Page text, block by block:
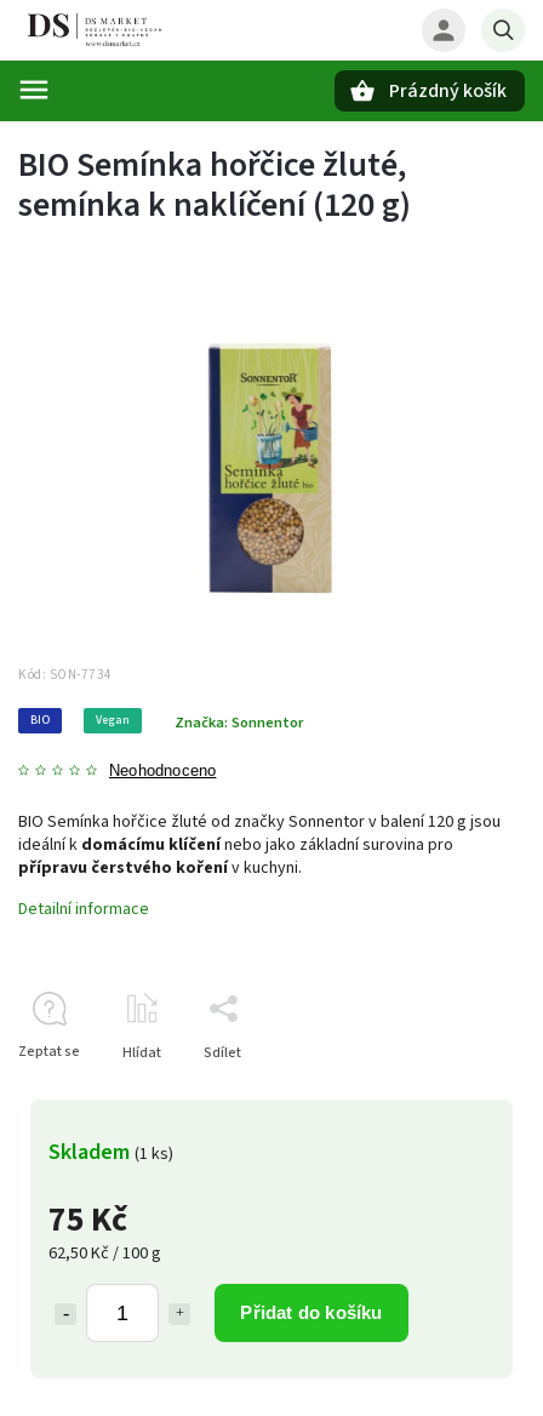
Prázdný košík
BIO Semínka hořčice žluté,
semínka k naklíčení (120 g)
Kód: SON-7734
BIO Vegan
Neohodnoceno
Značka: Sonnentor
75 Kč
62,50 Kč / 100 g
Přidat do košíku
Skladem (1 ks)
BIO Semínka hořčice žluté od značky Sonnentor v balení 120 g jsou
ideální k domácímu klíčenínebo jako základní surovina pro
přípravu čerstvého kořenív kuchyni.
Detailní informace
Zeptat se Hlídat Sdílet